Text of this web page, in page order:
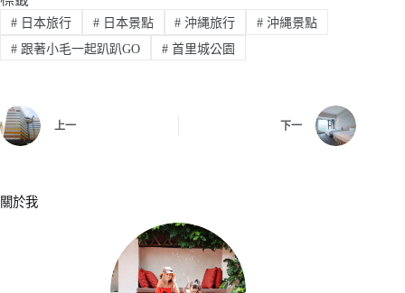
#日本旅行 #日本景點 # 沖縄旅行 # 沖縄景點
#跟著小毛一起趴趴GO #首里城公園
上一 下一
關於我